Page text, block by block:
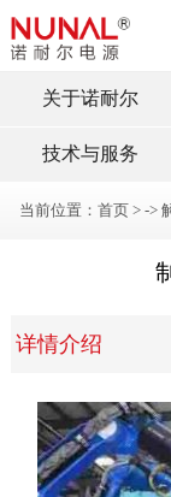
关于诺耐尔
技术与服务
当前位置： 首页 > ->
详情介绍